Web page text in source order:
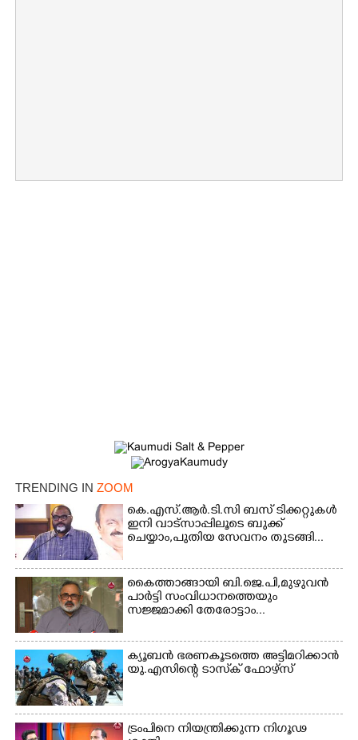
TRENDING IN ZOOM
കെ.എസ്.ആർ.ടി.സി ബസ് ടിക്കറ്റുകൾ
ഇനി വാട്സാപ്പിലൂടെ ബുക്ക്
ചെയ്യാം,പുതിയ സേവനം തുടങ്ങി...
കൈത്താങ്ങായി ബി.ജെ.പി,മുഴുവൻ
പാർട്ടി സംവിധാനത്തെയും
സജ്ജമാക്കി തേരോട്ടാം...
ക്യൂബൻ ഭരണകൂടത്തെ അട്ടിമറിക്കാൻ
യു.എസിന്റെ ടാസ്‌ക് ഫോഴ്സ്
ട്രംപിനെ നിയന്ത്രിക്കുന്ന നിഗൂഢ